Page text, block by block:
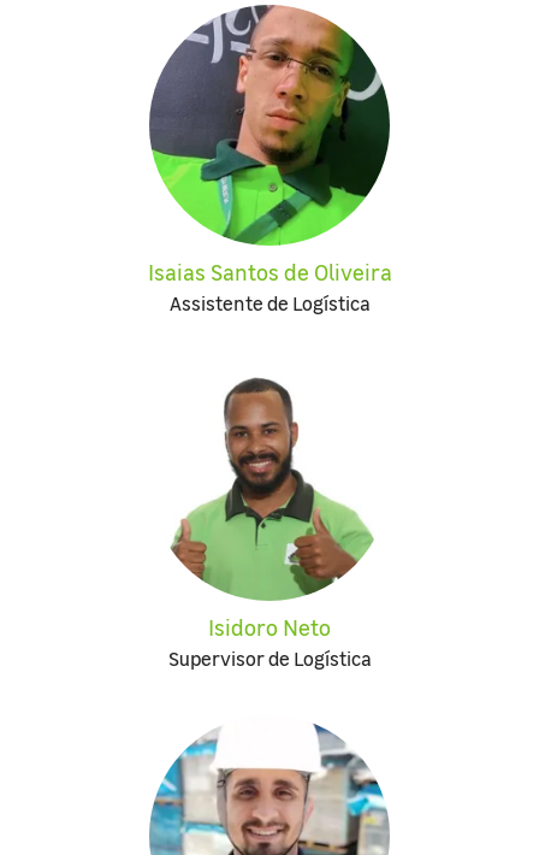
Isaias Santos de Oliveira
Assistente de Logística
Isidoro Neto
Supervisor de Logística